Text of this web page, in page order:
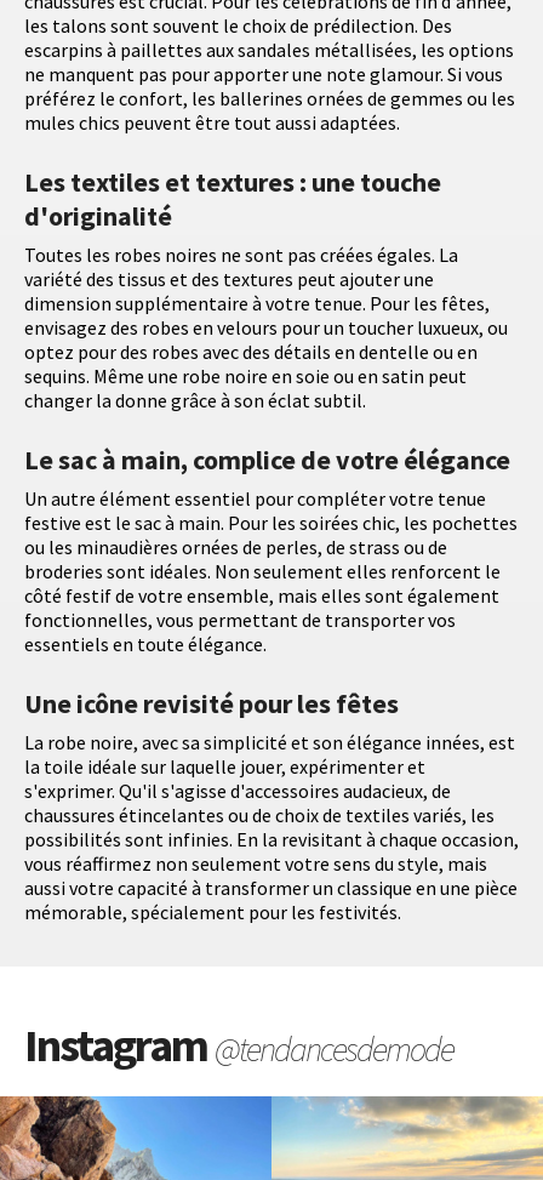
les talons sont souvent le choix de prédilection. Des
escarpins à paillettes aux sandales métallisées, les options
ne manquent pas pour apporter une note glamour. Si vous
préférez le confort, les ballerines ornées de gemmes ou les
mules chics peuvent être tout aussi adaptées.
Les textiles et textures : une touche
d'originalité
Toutes les robes noires ne sont pas créées égales. La
variété des tissus et des textures peut ajouter une
dimension supplémentaire à votre tenue. Pour les fêtes,
envisagez des robes en velours pour un toucher luxueux, ou
optez pour des robes avec des détails en dentelle ou en
sequins. Même une robe noire en soie ou en satin peut
changer la donne grâce à son éclat subtil.
Le sac à main, complice de votre élégance
Un autre élément essentiel pour compléter votre tenue
festive est le sac à main. Pour les soirées chic, les pochettes
ou les minaudières ornées de perles, de strass ou de
broderies sont idéales. Non seulement elles renforcent le
côté festif de votre ensemble, mais elles sont également
fonctionnelles, vous permettant de transporter vos
essentiels en toute élégance.
Une icône revisité pour les fêtes
La robe noire, avec sa simplicité et son élégance innées, est
la toile idéale sur laquelle jouer, expérimenter et
s'exprimer. Qu'il s'agisse d'accessoires audacieux, de
chaussures étincelantes ou de choix de textiles variés, les
possibilités sont infinies. En la revisitant à chaque occasion,
vous réaffirmez non seulement votre sens du style, mais
aussi votre capacité à transformer un classique en une pièce
mémorable, spécialement pour les festivités.
Instagram@tendancesdemode